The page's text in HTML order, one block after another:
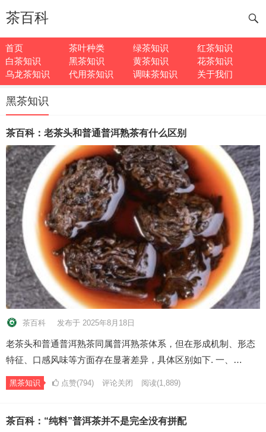
茶百科
首页 茶叶种类 绿茶知识
红茶知识
白茶知识
黑茶知识 黄茶知识
花茶知识
乌龙茶知识
代用茶知识 调味茶知识 关于我们
黑茶知识
茶百科：老茶头和普通普洱熟茶有什么区别
茶百科 发布于 2025年8月18日
老茶头和普通普洱熟茶同属普洱熟茶体系，但在形成机制、形态
特征、口感风味等方面存在显著差异，具体区别如下. 一、…
黑茶知识 点赞(794) 评论关闭 阅读(1,889)
茶百科：“纯料”普洱茶并不是完全没有拼配